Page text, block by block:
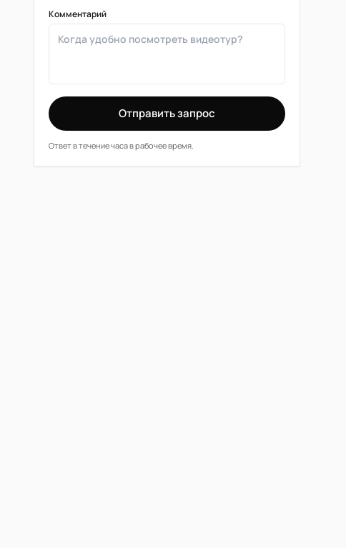
Комментарий
Отправить запрос
Ответ в течение часа в рабочее время.